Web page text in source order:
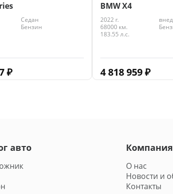
Седан
Бензин
₽
BMW X4
2022 г.
68000 км.
183.55 л.с.
4 818 959₽
авто Компания
О нас
Новости и
Контакты